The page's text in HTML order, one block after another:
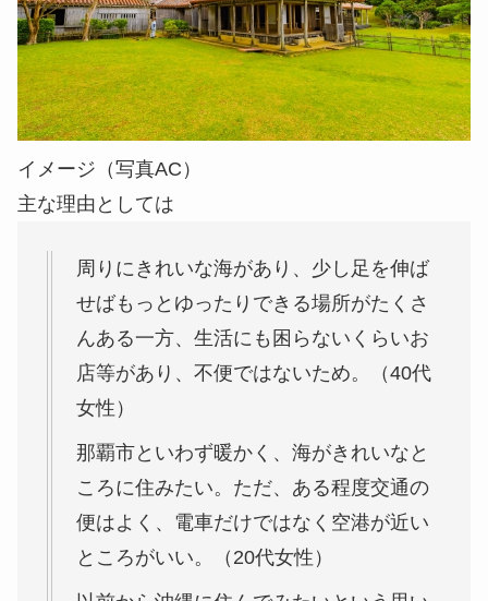
イメージ（写真AC）
主な理由としては
周りにきれいな海があり、少し足を伸ば
せばもっとゆったりできる場所がたくさ
んある一方、生活にも困らないくらいお
店等があり、不便ではないため。（40代
女性）
那覇市といわず暖かく、海がきれいなと
ころに住みたい。ただ、ある程度交通の
便はよく、電車だけではなく空港が近い
ところがいい。（20代女性）